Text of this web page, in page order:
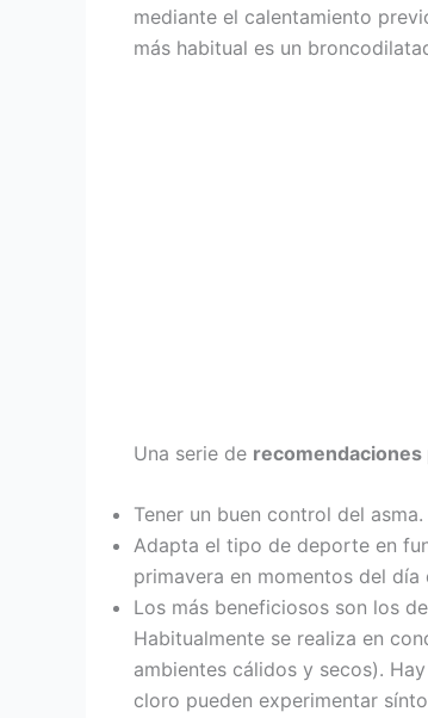
mediante el calentamiento
más habitual es un
Una serie de
Tener un buen control del
Adapta el tipo de deporte en
primavera en momentos del
Los más beneficiosos son los
Habitualmente se realiza en
ambientes cálidos y secos).
cloro pueden experimentar